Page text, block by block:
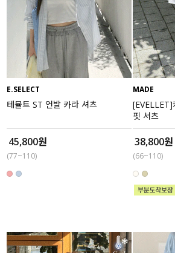
신상 5%
베스트
MADE
세트할인 ~30%
살안타템
110사이즈
티셔츠
아우터
티셔츠
니트
블라우스
원피스
팬츠
스커트
언더웨
E.SELECT
테뮬트 ST 언발 카라 셔츠
45,800원
(77~110)
MADE
[EVELLET]
핏 셔츠
38,800원
(66~110)